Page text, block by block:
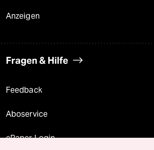
Anzeigen
Fragen & Hilfe
Feedback
Aboservice
ePaper Login